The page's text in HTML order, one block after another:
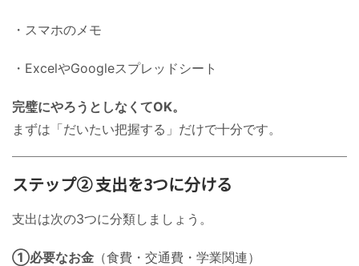
・スマホのメモ
・ExcelやGoogleスプレッドシート
完璧にやろうとしなくてOK。
まずは「だいたい把握する」だけで十分です。
ステップ② 支出を3つに分ける
支出は次の3つに分類しましょう。
①必要なお金 （食費・交通費・学業関連）